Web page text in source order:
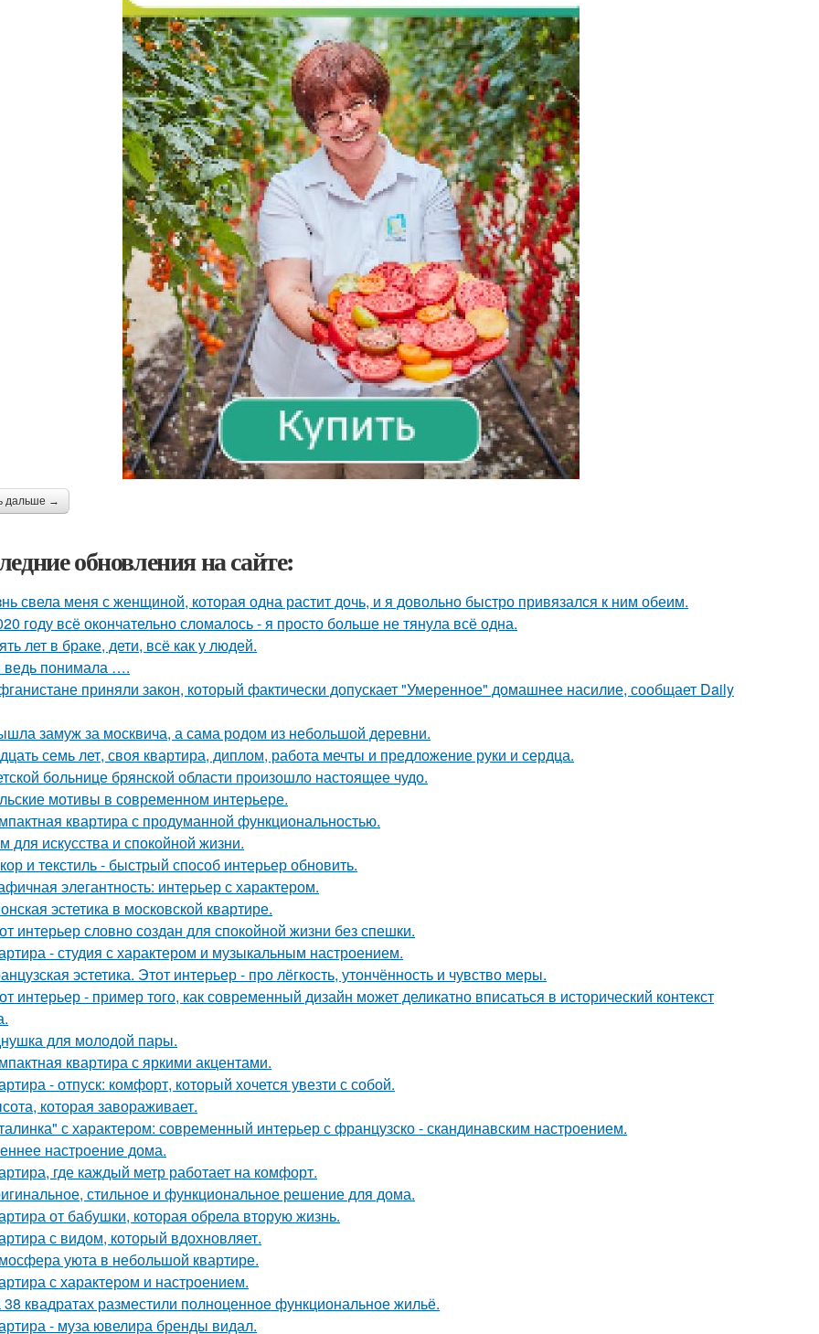
дальше →
обновления на сайте:
свела меня с женщиной, которая одна растит дочь, и я довольно быстро привязался к ним обеим.
году всё окончательно сломалось - я просто больше не тянула всё одна.
лет в браке, дети, всё как у людей.
ведь понимала ….
приняли закон, который фактически допускает "Умеренное" домашнее насилие, сообщает Daily
замуж за москвича, а сама родом из небольшой деревни.
семь лет, своя квартира, диплом, работа мечты и предложение руки и сердца.
больнице брянской области произошло настоящее чудо.
мотивы в современном интерьере.
квартира с продуманной функциональностью.
для искусства и спокойной жизни.
и текстиль - быстрый способ интерьер обновить.
элегантность: интерьер с характером.
эстетика в московской квартире.
интерьер словно создан для спокойной жизни без спешки.
- студия с характером и музыкальным настроением.
эстетика. Этот интерьер - про лёгкость, утончённость и чувство меры.
интерьер - пример того, как современный дизайн может деликатно вписаться в исторический контекст
для молодой пары.
квартира с яркими акцентами.
- отпуск: комфорт, который хочется увезти с собой.
которая завораживает.
с характером: современный интерьер с французско - скандинавским настроением.
настроение дома.
где каждый метр работает на комфорт.
стильное и функциональное решение для дома.
от бабушки, которая обрела вторую жизнь.
с видом, который вдохновляет.
уюта в небольшой квартире.
с характером и настроением.
квадратах разместили полноценное функциональное жильё.
- муза ювелира бренды видал.